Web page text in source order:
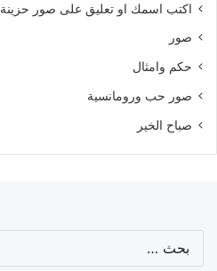
اكتب اسمك او تعليق على صور حزينة
صور
حكم وامثال
صور حب ورومانسية
صباح الخير